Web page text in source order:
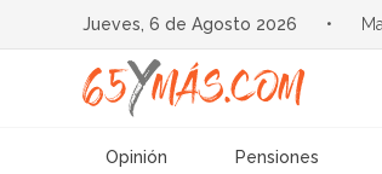
Jueves, 6 de Agosto 2026 •
Opinión Pensiones